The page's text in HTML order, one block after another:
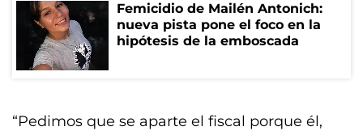
Femicidio de Mailén Antonich:
nueva pista pone el foco en la
hipótesis de la emboscada
“Pedimos que se aparte el fiscal porque él,